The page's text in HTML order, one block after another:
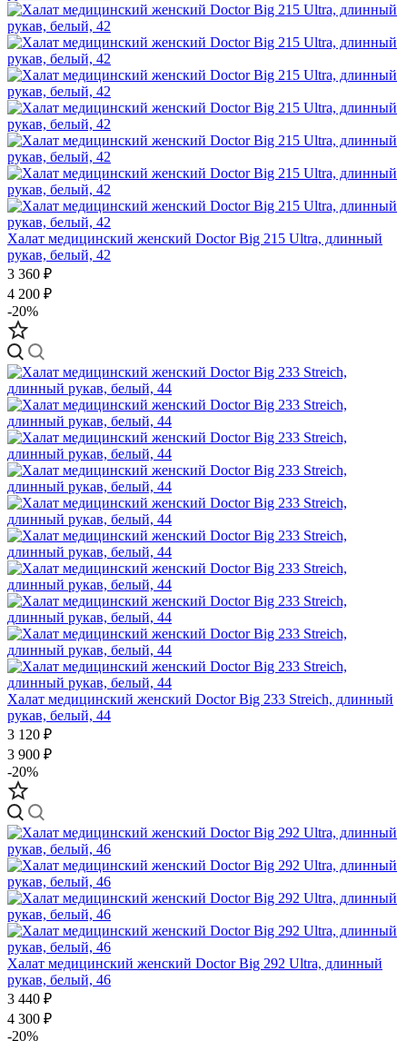
Халат медицинский женский Doctor Big 215 Ultra, длинный
рукав, белый, 42
3 360 ₽
4 200 ₽
-20%
Халат медицинский женский Doctor Big 233 Streich, длинный
рукав, белый, 44
3 120 ₽
3 900 ₽
-20%
Халат медицинский женский Doctor Big 292 Ultra, длинный
рукав, белый, 46
3 440 ₽
4 300 ₽
-20%